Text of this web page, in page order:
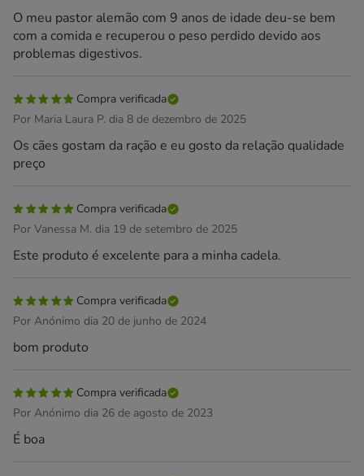
O meu pastor alemão com 9 anos de idade deu-se bem
com a comida e recuperou o peso perdido devido aos
problemas digestivos.
Compra verificada
Por Maria Laura P. dia 8 de dezembro de 2025
Os cães gostam da ração e eu gosto da relação qualidade
preço
Compra verificada
Por Vanessa M. dia 19 de setembro de 2025
Este produto é excelente para a minha cadela.
Compra verificada
Por Anónimo dia 20 de junho de 2024
bom produto
Compra verificada
Por Anónimo dia 26 de agosto de 2023
É boa